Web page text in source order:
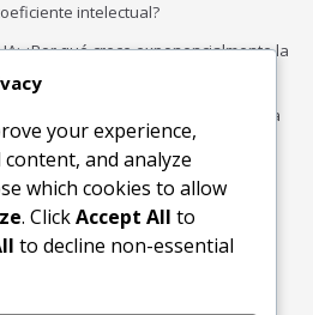
intelectual?
¿Por qué crece exponencialmente la
se crearon para los canales. La
Buscar
your experience,
and analyze
which cookies to allow
. ClickAccept All to
to decline non-essential